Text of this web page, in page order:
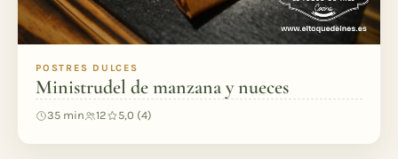
POSTRES DULCES
Ministrudel de manzana y nueces
35 min 12 5,0 (4)